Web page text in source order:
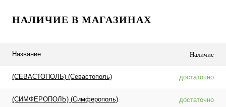
НАЛИЧИЕ В МАГАЗИНАХ
Название Наличие
(СЕВАСТОПОЛЬ) (Севастополь) достаточно
(СИМФЕРОПОЛЬ) (Симферополь) достаточно